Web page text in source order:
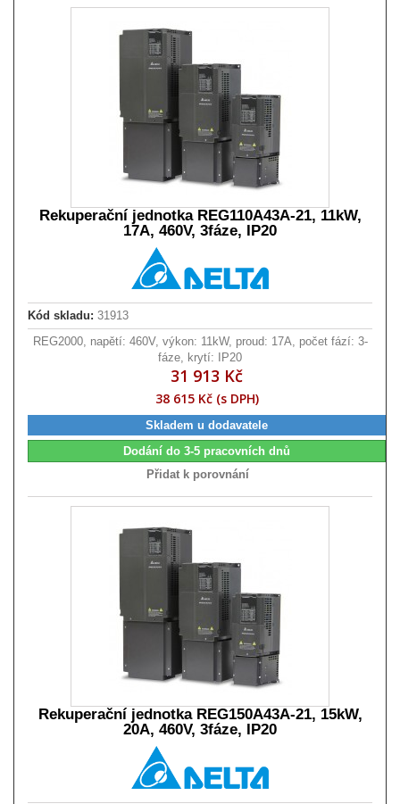
Rekuperační jednotka REG110A43A-21, 11kW,
17A, 460V, 3fáze, IP20
Kód skladu: 31913
REG2000, napětí: 460V, výkon: 11kW, proud: 17A, počet fází: 3-
fáze, krytí: IP20
31 913 Kč
38 615 Kč (s DPH)
Skladem u dodavatele
Dodání do 3-5 pracovních dnů
Přidat k porovnání
Rekuperační jednotka REG150A43A-21, 15kW,
20A, 460V, 3fáze, IP20